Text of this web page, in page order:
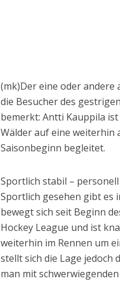
(mk)Der eine oder
die Besucher des
bemerkt: Antti Kauppila
Wälder auf eine weiterhin
Saisonbeginn begleitet.
Sportlich stabil –
Sportlich gesehen gibt es
bewegt sich seit Beginn
Hockey League und ist
weiterhin im Rennen um
stellt sich die Lage jedoch
man mit